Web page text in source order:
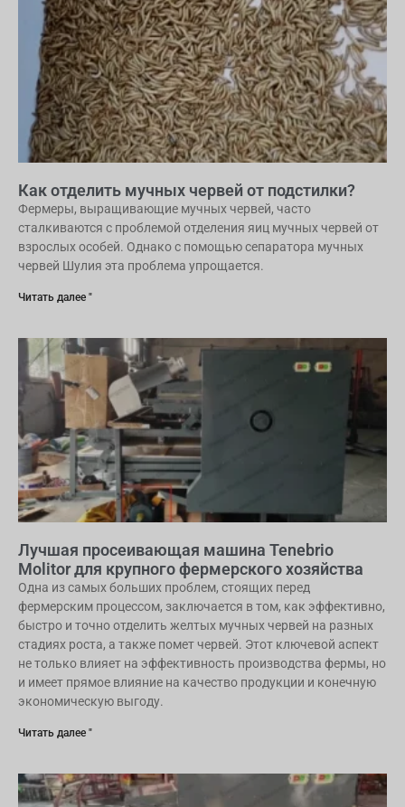
Как отделить мучных червей от подстилки?
Фермеры, выращивающие мучных червей, часто
сталкиваются с проблемой отделения яиц мучных червей от
взрослых особей. Однако с помощью сепаратора мучных
червей Шулия эта проблема упрощается.
Читать далее "
Лучшая просеивающая машина Tenebrio
Molitor для крупного фермерского хозяйства
Одна из самых больших проблем, стоящих перед
фермерским процессом, заключается в том, как эффективно,
быстро и точно отделить желтых мучных червей на разных
стадиях роста, а также помет червей. Этот ключевой аспект
не только влияет на эффективность производства фермы, но
и имеет прямое влияние на качество продукции и конечную
экономическую выгоду.
Читать далее "